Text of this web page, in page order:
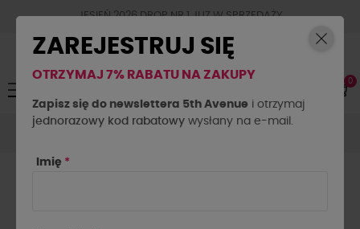
JESIEŃ 2026 DROP NR.1 JUZ W SPRZEDAŻY
Toggle
navigation
☰ 0
Akcesoria Biżuteria
Bransoletka Kwarc Paproci By o la
ZAREJESTRUJ SIĘ
OTRZYMAJ 7% RABATU NA ZAKUPY
Zapisz się do newslettera 5th Avenue i otrzymaj
jednorazowy kod rabatowy wysłany na e-mail.
Imię *